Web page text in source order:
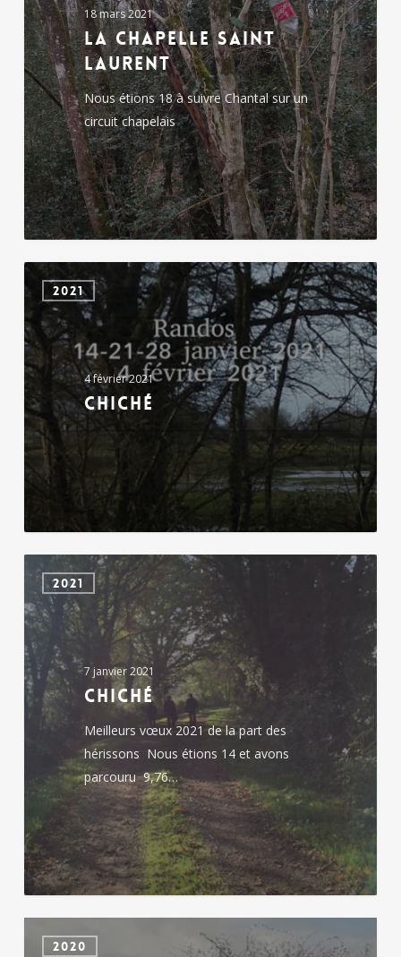
18 mars 2021
La Chapelle Saint
Laurent
Nous étions 18 à suivre Chantal sur un
circuit chapelais
Chiché
2021
4 février 2021
Chiché
Chiché
2021
7 janvier 2021
Chiché
Meilleurs vœux 2021 de la part des
hérissons Nous étions 14 et avons
parcouru 9,76…
2020